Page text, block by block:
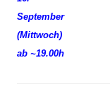
September
(Mittwoch)
ab ~19.00h